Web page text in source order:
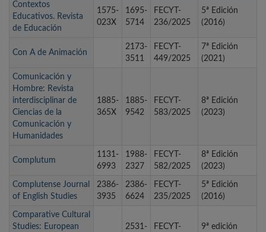
Contextos
Educativos. Revista
de Educación
1575-
023X
1695-
5714
FECYT-
236/2025
5ª Edición
(2016)
Con A de Animación
2173-
3511
FECYT-
449/2025
7ª Edición
(2021)
Comunicación y
Hombre: Revista
interdisciplinar de
Ciencias de la
Comunicación y
Humanidades
1885-
365X
1885-
9542
FECYT-
583/2025
8ª Edición
(2023)
Complutum
1131-
6993
1988-
2327
FECYT-
582/2025
8ª Edición
(2023)
Complutense Journal
of English Studies
2386-
3935
2386-
6624
FECYT-
235/2025
5ª Edición
(2016)
Comparative Cultural
Studies: European
2531-
FECYT-
9ª edición